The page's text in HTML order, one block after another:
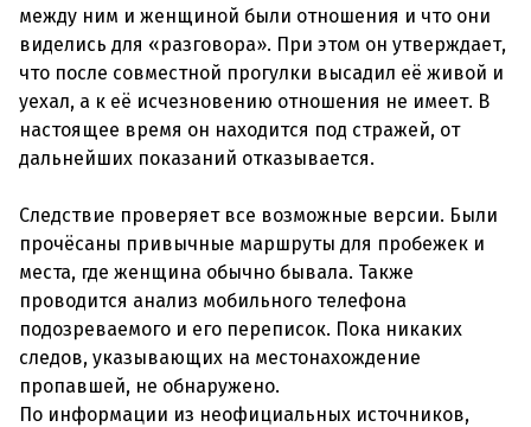
между ним и женщиной были отношения и что они
виделись для «разговора». При этом он утверждает,
что после совместной прогулки высадил её живой и
уехал, а к её исчезновению отношения не имеет. В
настоящее время он находится под стражей, от
дальнейших показаний отказывается.
Следствие проверяет все возможные версии. Были
прочёсаны привычные маршруты для пробежек и
места, где женщина обычно бывала. Также
проводится анализ мобильного телефона
подозреваемого и его переписок. Пока никаких
следов, указывающих на местонахождение
пропавшей, не обнаружено.
По информации из неофициальных источников,